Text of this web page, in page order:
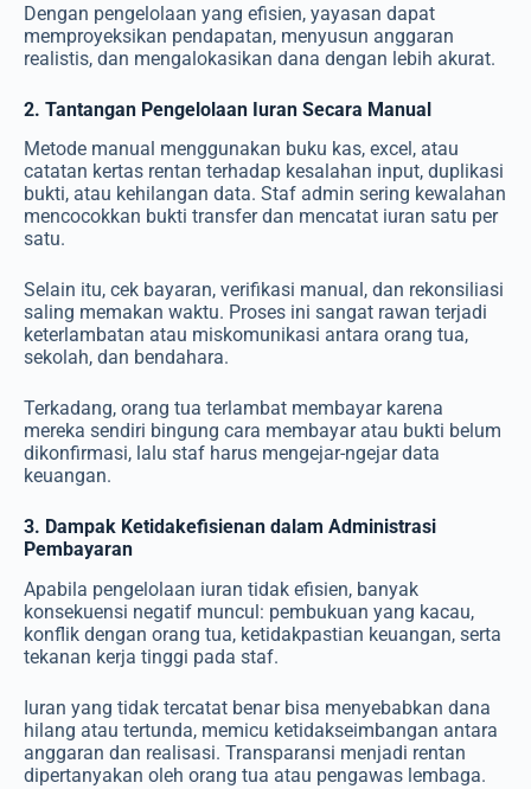
Dengan pengelolaan yang efisien, yayasan dapat
memproyeksikan pendapatan, menyusun anggaran
realistis, dan mengalokasikan dana dengan lebih akurat.
2. Tantangan Pengelolaan Iuran Secara Manual
Metode manual menggunakan buku kas, excel, atau
catatan kertas rentan terhadap kesalahan input, duplikasi
bukti, atau kehilangan data. Staf admin sering kewalahan
mencocokkan bukti transfer dan mencatat iuran satu per
satu.
Selain itu, cek bayaran, verifikasi manual, dan rekonsiliasi
saling memakan waktu. Proses ini sangat rawan terjadi
keterlambatan atau miskomunikasi antara orang tua,
sekolah, dan bendahara.
Terkadang, orang tua terlambat membayar karena
mereka sendiri bingung cara membayar atau bukti belum
dikonfirmasi, lalu staf harus mengejar-ngejar data
keuangan.
3. Dampak Ketidakefisienan dalam Administrasi
Pembayaran
Apabila pengelolaan iuran tidak efisien, banyak
konsekuensi negatif muncul: pembukuan yang kacau,
konflik dengan orang tua, ketidakpastian keuangan, serta
tekanan kerja tinggi pada staf.
Iuran yang tidak tercatat benar bisa menyebabkan dana
hilang atau tertunda, memicu ketidakseimbangan antara
anggaran dan realisasi. Transparansi menjadi rentan
dipertanyakan oleh orang tua atau pengawas lembaga.